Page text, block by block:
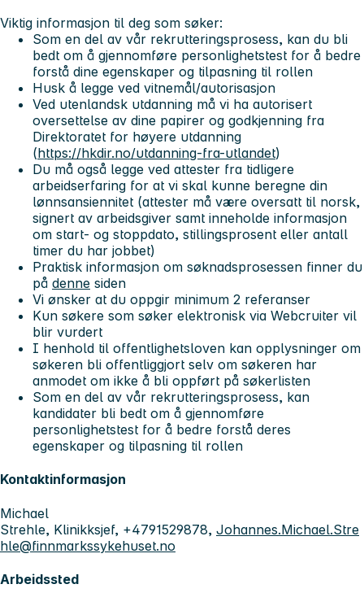
Viktig informasjon til deg som søker:
Som en del av vår rekrutteringsprosess, kan du bli
bedt om å gjennomføre personlighetstest for å bedre
forstå dine egenskaper og tilpasning til rollen
Husk å legge ved vitnemål/autorisasjon
Ved utenlandsk utdanning må vi ha autorisert
oversettelse av dine papirer og godkjenning fra
Direktoratet for høyere utdanning
(https://hkdir.no/utdanning-fra-utlandet)
Du må også legge ved attester fra tidligere
arbeidserfaring for at vi skal kunne beregne din
lønnsansiennitet (attester må være oversatt til norsk,
signert av arbeidsgiver samt inneholde informasjon
om start- og stoppdato, stillingsprosent eller antall
timer du har jobbet)
Praktisk informasjon om søknadsprosessen finner du
på denne siden
Vi ønsker at du oppgir minimum 2 referanser
Kun søkere som søker elektronisk via Webcruiter vil
blir vurdert
I henhold til offentlighetsloven kan opplysninger om
søkeren bli offentliggjort selv om søkeren har
anmodet om ikke å bli oppført på søkerlisten
Som en del av vår rekrutteringsprosess, kan
kandidater bli bedt om å gjennomføre
personlighetstest for å bedre forstå deres
egenskaper og tilpasning til rollen
Kontaktinformasjon
Michael
Strehle, Klinikksjef, +4791529878, Johannes.Michael.Stre
hle@finnmarkssykehuset.no
Arbeidssted